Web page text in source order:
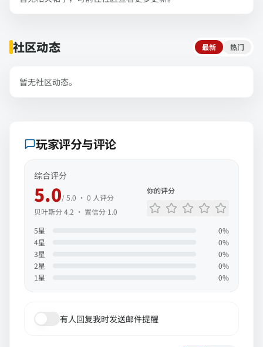
社区动态 最新 热门
暂无社区动态。
玩家评分与评论
综合评分
5.0/ 5.0 · 0 人评分
贝叶斯分4.2 · 置信分 1.0
你的评分
5星 0%
4星 0%
3星 0%
2星 0%
1 星 0%
有人回复我时发送邮件提醒